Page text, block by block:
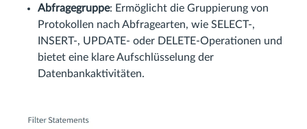
Abfragegruppe: Ermöglicht die Gruppierung von
Protokollen nach Abfragearten, wie SELECT-,
INSERT-, UPDATE- oder DELETE-Operationen und
bietet eine klare Aufschlüsselung der
Datenbankaktivitäten.